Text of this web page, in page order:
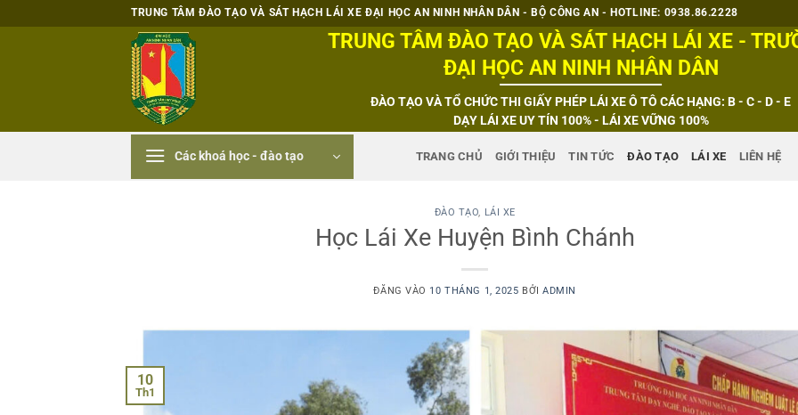
qua
TRUNG TÂM ĐÀO TẠO VÀ SÁT HẠCH LÁI XE ĐẠI HỌC AN NINH NHÂN DÂN - BỘ CÔNG AN - HOTLINE: 0938.86.2228
TRUNG TÂM ĐÀO TẠO VÀ SÁT HẠCH LÁI XE -
ĐẠI HỌC AN NINH NHÂN DÂN
ĐÀO TẠO VÀ TỔ CHỨC THI GIẤY PHÉP LÁI XE Ô TÔ CÁC HẠNG: B - C - D - E
DẠY LÁI XE UY TÍN 100% - LÁI XE VỮNG 100%
Các khoá học - đào tạo TRANG CHỦ GIỚI THIỆU TIN TỨC ĐÀO TẠO LÁI XE LIÊN HỆ
ĐÀO TẠO, LÁI XE
Học Lái Xe Huyện Bình Chánh
ĐĂNG VÀO 10 THÁNG 1, 2025 BỞIADMIN
10
Th1